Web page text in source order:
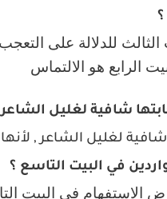
؟
للدلالة على التعجب
الرابع هو الالتماس
شافية لغليل الشاعر
لغليل الشاعر ,
في البيت التاسع ؟
الاستفهام في البيت